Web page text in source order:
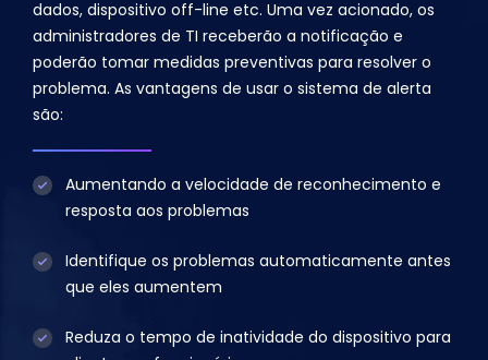
dados, dispositivo off-line etc. Uma vez acionado, os
administradores de TI receberão a notificação e
poderão tomar medidas preventivas para resolver o
problema. As vantagens de usar o sistema de alerta
são:
Aumentando a velocidade de reconhecimento e
resposta aos problemas
Identifique os problemas automaticamente antes
que eles aumentem
Reduza o tempo de inatividade do dispositivo para